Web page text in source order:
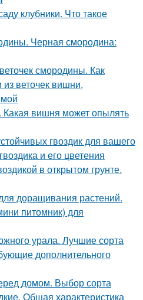
клубники. Что такое
Черная смородина:
смородины. Как
из веточек вишни,
вишня может опылять
гвоздик для вашего
и его цветения
в открытом грунте.
доращивания растений.
питомник) для
урала. Лучшие сорта
дополнительного
домом. Выбор сорта
Общая характеристика